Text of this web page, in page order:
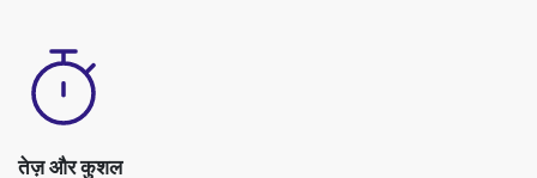
तेज़ और कुशल